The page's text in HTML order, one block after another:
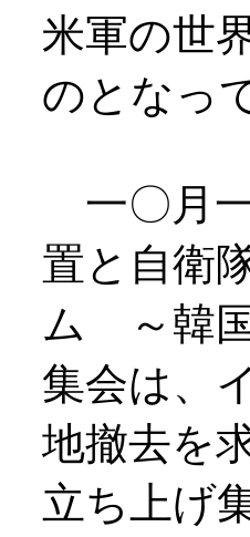
米軍の世
のとなっ
一〇月
置と自衛
ム ～韓
集会は、
地撤去を
立ち上げ